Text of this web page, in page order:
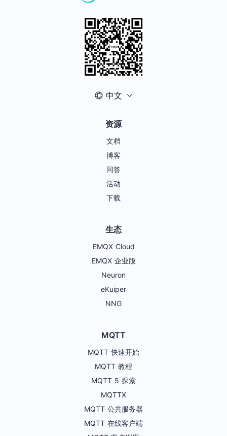
中文
资源
文档
博客
问答
活动
下载
生态
EMQX Cloud
EMQX 企业版
Neuron
eKuiper
NNG
MQTT
MQTT 快速开始
MQTT 教程
MQTT 5 探索
MQTTX
MQTT 公共服务器
MQTT 在线客户端